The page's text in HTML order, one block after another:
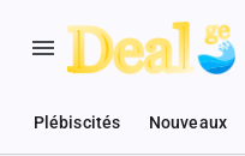
Plébiscités Nouveaux